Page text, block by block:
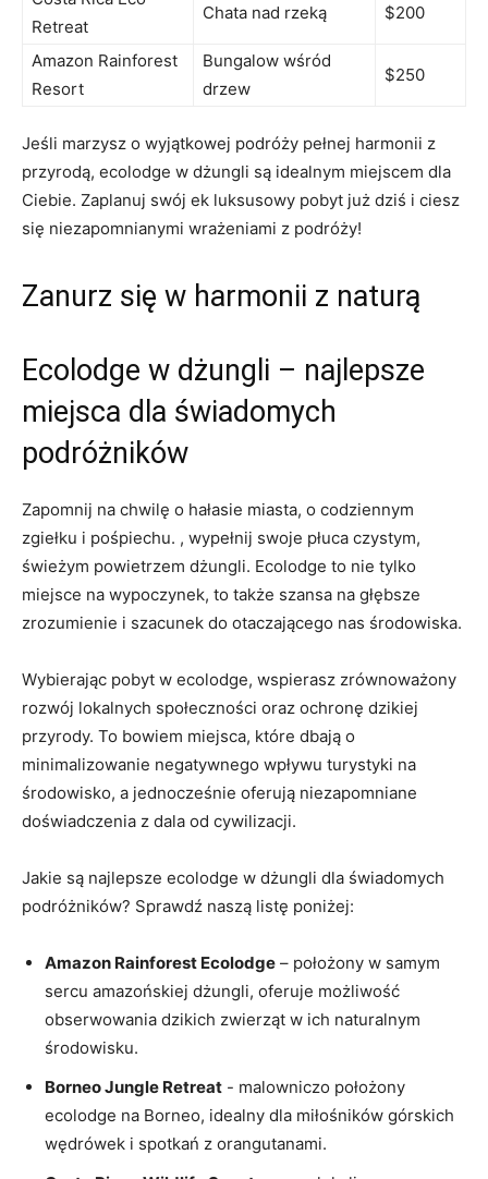
Retreat
Chata nad rzeką $200
Amazon Rainforest
Resort
Bungalow wśród
drzew
$250
Jeśli marzysz o‌ wyjątkowej‍ podróży​ pełnej harmonii ​z
przyrodą, ecolodge w dżungli są⁢ idealnym miejscem dla
Ciebie.⁢ Zaplanuj ⁤swój ek luksusowy pobyt już dziś i ciesz
się niezapomnianymi wrażeniami z podróży!
Zanurz się w ‌harmonii z ‍naturą
Ecolodge w dżungli⁢ – ⁣najlepsze⁢
miejsca dla świadomych
podróżników
Zapomnij na chwilę o hałasie ⁢miasta, o codziennym
zgiełku⁢ i pośpiechu. , wypełnij swoje płuca czystym,​
świeżym⁢ powietrzem dżungli. Ecolodge to nie tylko
miejsce na wypoczynek, to także szansa⁢ na⁣ głębsze
zrozumienie i szacunek do otaczającego⁤ nas środowiska.
Wybierając⁤ pobyt w ecolodge, ‌wspierasz zrównoważony
rozwój‍ lokalnych społeczności oraz ochronę⁣ dzikiej​
przyrody. To bowiem miejsca, które dbają o
minimalizowanie​ negatywnego wpływu turystyki na
środowisko, a jednocześnie oferują niezapomniane
doświadczenia z dala‌ od cywilizacji.
Jakie są ⁢najlepsze ecolodge w dżungli ‍dla świadomych
podróżników? Sprawdź ​naszą listę⁢ poniżej:
Amazon Rainforest Ecolodge – położony w samym
sercu amazońskiej dżungli,‌ oferuje możliwość
obserwowania dzikich zwierząt ‌w ​ich naturalnym
środowisku.
Borneo Jungle Retreat -⁢ malowniczo położony
ecolodge na Borneo, idealny dla ⁢miłośników górskich
wędrówek i spotkań z orangutanami.